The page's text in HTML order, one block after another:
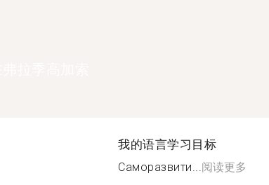
我的语言学习目标
Саморазвити... 阅读更多